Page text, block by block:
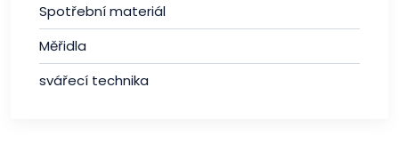
Spotřební materiál
Měřidla
svářecí technika